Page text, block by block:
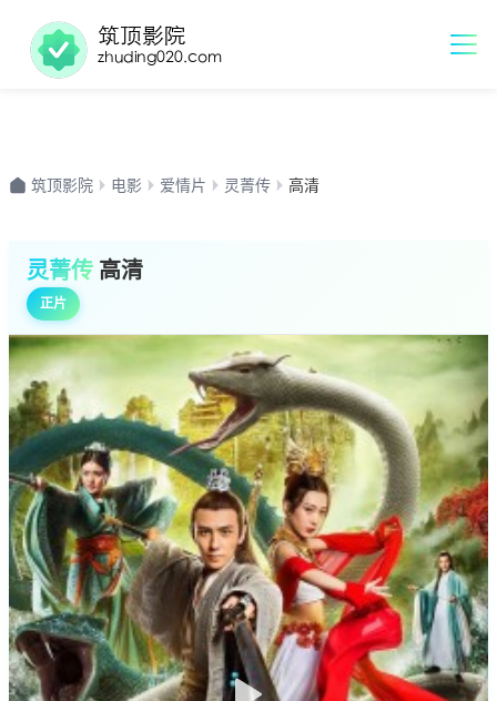
筑顶影院 电影 爱情片 灵菁传 高清
灵菁传 高清
正片